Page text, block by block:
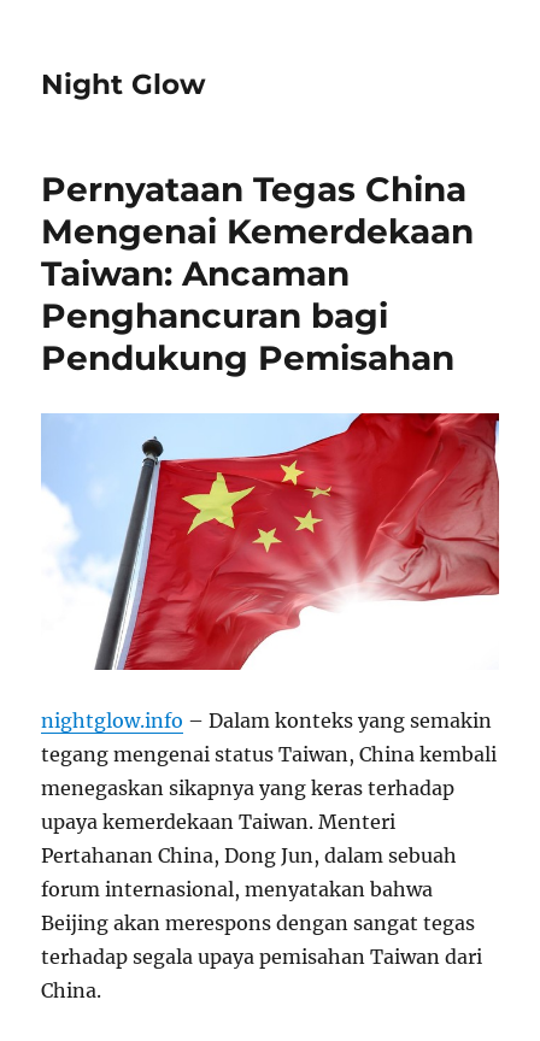
Night Glow
Pernyataan Tegas China
Mengenai Kemerdekaan
Taiwan: Ancaman
Penghancuran bagi
Pendukung Pemisahan
nightglow.info – Dalam konteks yang semakin
tegang mengenai status Taiwan, China kembali
menegaskan sikapnya yang keras terhadap
upaya kemerdekaan Taiwan. Menteri
Pertahanan China, Dong Jun, dalam sebuah
forum internasional, menyatakan bahwa
Beijing akan merespons dengan sangat tegas
terhadap segala upaya pemisahan Taiwan dari
China.